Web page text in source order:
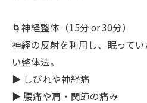
🌀神経整体（15分 or 30分）
神経の反射を利用し、眠って
い整体法。
▶ しびれや神経痛
▶ 腰痛や肩・関節の痛み